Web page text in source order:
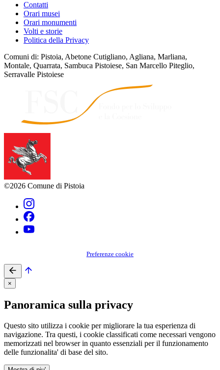
Contatti
Orari musei
Orari monumenti
Volti e storie
Politica della Privacy
Comuni di: Pistoia, Abetone Cutigliano, Agliana, Marliana,
Montale, Quarrata, Sambuca Pistoiese, San Marcello Piteglio,
Serravalle Pistoiese
©2026 Comune di Pistoia
Preferenze cookie
×
Panoramica sulla privacy
Questo sito utilizza i cookie per migliorare la tua esperienza di
navigazione. Tra questi, i cookie classificati come necessari vengono
memorizzati nel browser in quanto essenziali per il funzionamento
delle funzionalita' di base del sito.